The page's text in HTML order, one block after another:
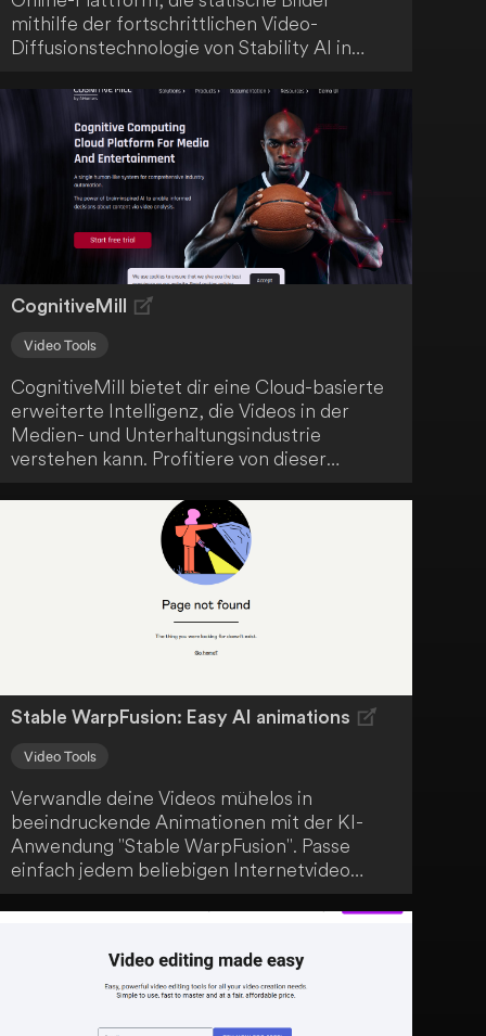
mithilfe der fortschrittlichen Video-
Diffusionstechnologie von Stability AI in
ermöglicht kostenlosen und
warteschlangenfreien Zugriff auf
hochauflösende Videoerstellung mit
Bildraten zwischen 3 und 30 Frames pro
Sekunde. Du kannst Videos von bis zu 4
Sekunden Länge in einer Auflösung von
576x1024 erstellen, was die Plattform ideal
für Content-Ersteller und KI-Interessierte
macht.
CognitiveMill
Video Tools
CognitiveMill bietet dir eine Cloud-basierte
erweiterte Intelligenz, die Videos in der
Medien- und Unterhaltungsindustrie
verstehen kann. Profitiere von dieser
Videoinhalte auf ein neues Level zu heben.
Stable WarpFusion: Easy AI animations
Video Tools
Verwandle deine Videos mühelos in
beeindruckende Animationen mit der KI-
Anwendung "Stable WarpFusion". Passe
einfach jedem beliebigen Internetvideo
einen Stil deiner Wahl an - ob Anime,
futuristisch oder Cartoon - und erzeuge so
generieren kann.